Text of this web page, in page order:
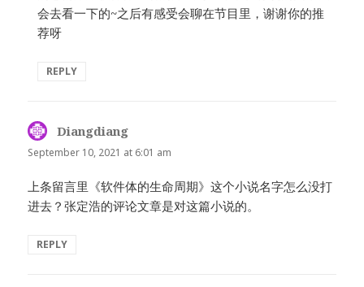
会去看一下的~之后有感受会聊在节目里，谢谢你的推
荐呀
REPLY
Diangdiang
September 10, 2021 at 6:01 am
上条留言里《软件体的生命周期》这个小说名字怎么没打
进去？张定浩的评论文章是对这篇小说的。
REPLY